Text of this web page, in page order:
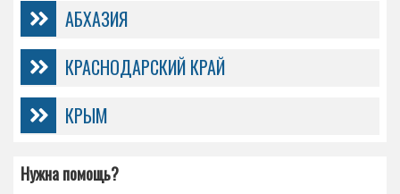
АБХАЗИЯ
КРАСНОДАРСКИЙ КРАЙ
КРЫМ
Нужна помощь?